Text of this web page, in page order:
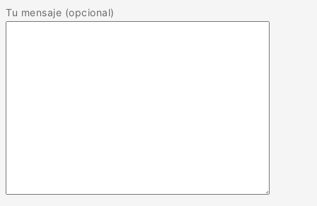
Tu mensaje (opcional)